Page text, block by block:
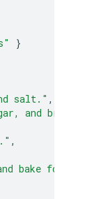
}
salt." ,
and brown
,
bake for 9 to